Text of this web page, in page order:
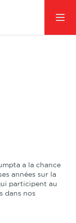
a la chance
années sur la
participent au
dans nos